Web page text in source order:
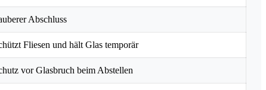
Abschluss
Fliesen und hält Glas temporär
vor Glasbruch beim Abstellen